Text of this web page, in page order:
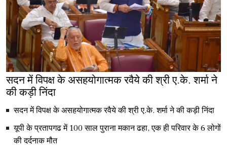
सदन में विपक्ष के असहयोगात्मक रवैये की श्री ए.के. शर्मा ने
की कड़ी निंदा
सदन में विपक्ष के असहयोगात्मक रवैये की श्री ए.के. शर्मा ने की कड़ी निंदा
यूपी के प्रतापगढ में 100 साल पुराना मकान ढहा, एक ही परिवार के 6 लोगों
की दर्दनाक मौत